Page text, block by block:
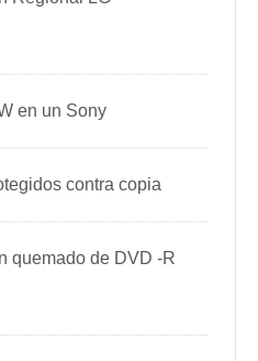
en un Sony
contra copia
quemado de DVD -R